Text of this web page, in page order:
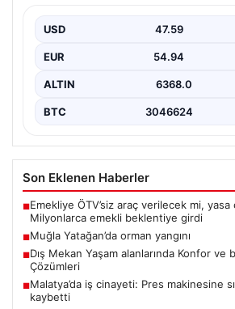
USD 47.59
EUR 54.94
ALTIN 6368.0
BTC 3046624
Son Eklenen Haberler
■Emekliye ÖTV’siz araç verilecek mi, yasa
Milyonlarca emekli beklentiye girdi
■Muğla Yatağan’da orman yangını
■Dış Mekan Yaşam alanlarında Konfor ve
Çözümleri
■Malatya’da iş cinayeti: Pres makinesine
kaybetti